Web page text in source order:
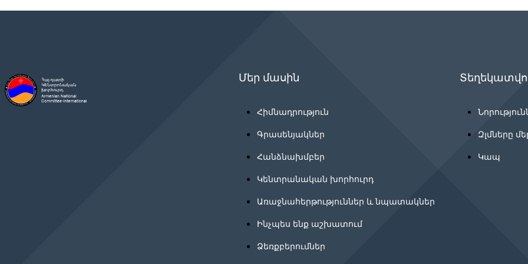
Մեր մասին
Հիմնադրություն
Գրասենյակներ
Հանձնախմբեր
Կենտրանական խորհուրդ
Առաջնահերթություններ և նպատակներ
Ինչպես ենք աշխատում
Ձեռքբերումներ
Զլմները
Կապ